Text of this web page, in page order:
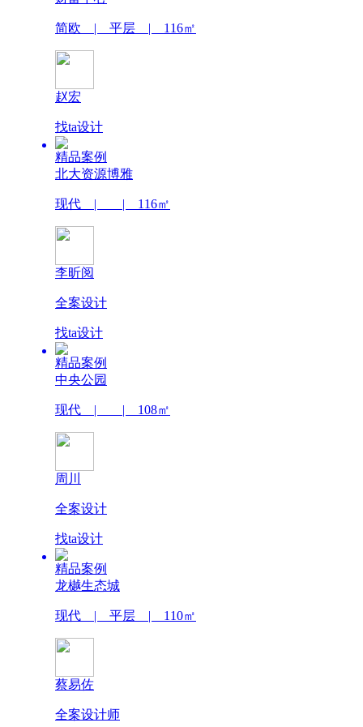
简欧 | 平层 | 116㎡
赵宏
找ta设计
精品案例
北大资源博雅
现代 | | 116㎡
李昕阅
全案设计
找ta设计
精品案例
中央公园
现代 | | 108㎡
周川
全案设计
找ta设计
精品案例
龙樾生态城
现代 | 平层 | 110㎡
蔡易佐
全案设计师